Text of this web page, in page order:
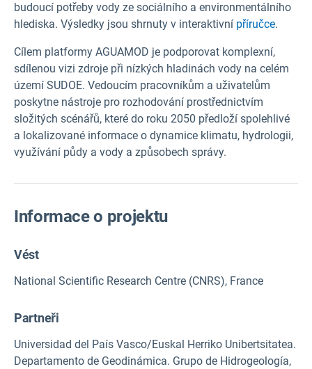
budoucí potřeby vody ze sociálního a environmentálního
hlediska. Výsledky jsou shrnuty v interaktivní příručce.
Cílem platformy AGUAMOD je podporovat komplexní,
sdílenou vizi zdroje při nízkých hladinách vody na celém
území SUDOE. Vedoucím pracovníkům a uživatelům
poskytne nástroje pro rozhodování prostřednictvím
složitých scénářů, které do roku 2050 předloží spolehlivé
a lokalizované informace o dynamice klimatu, hydrologii,
využívání půdy a vody a způsobech správy.
Informace o projektu
Vést
National Scientific Research Centre (CNRS), France
Partneři
Universidad del País Vasco/Euskal Herriko Unibertsitatea.
Departamento de Geodinámica. Grupo de Hidrogeología,